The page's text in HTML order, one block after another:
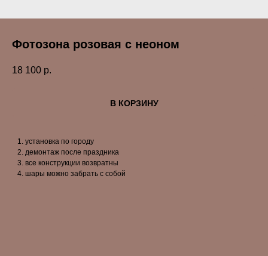
Фотозона розовая с неоном
18 100 р.
В КОРЗИНУ
установка по городу
демонтаж после праздника
все конструкции возвратны
шары можно забрать с собой